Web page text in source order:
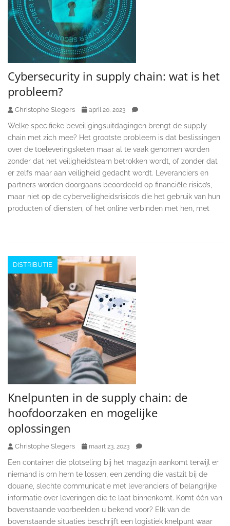
Cybersecurity in supply chain: wat is het
probleem?
Christophe Slegers april 20, 2023
Welke specifieke beveiligingsuitdagingen brengt de supply
chain met zich mee? Het grootste probleem is dat beslissingen
over de toeleveringsketen maar al te vaak genomen worden
zonder dat het veiligheidsteam betrokken wordt, of zonder dat
er zelfs maar aan veiligheid gedacht wordt. Leveranciers en
partners worden doorgaans beoordeeld op financiële risico’s,
maar niet op de cyberveiligheidsrisico’s die het gebruik van hun
producten of diensten, of het online verbinden met hen, met
DISTRIBUTIE
Knelpunten in de supply chain: de
hoofdoorzaken en mogelijke
oplossingen
Christophe Slegers maart 23, 2023
Een container die plotseling bij het magazijn aankomt terwijl er
niemand is om hem te lossen, een zending die vastzit bij de
douane, slechte communicatie met leveranciers of belangrijke
informatie over leveringen die te laat binnenkomt. Komt één van
bovenstaande voorbeelden u bekend voor? Elk van de
bovenstaande situaties beschrijft een logistiek knelpunt waar